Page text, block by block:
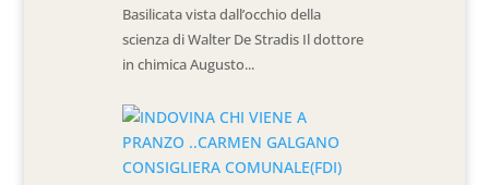
Basilicata vista dall’occhio della
scienza di Walter De Stradis Il dottore
in chimica Augusto...